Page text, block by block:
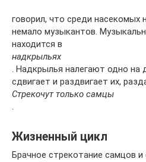
говорил, что среди насекомых
немало музыкантов.
находится в
надкрыльях
. Надкрылья налегают одно на
сдвигает и раздвигает их,
Стрекочут только самцы
.
Жизненный цикл
Брачное стрекотание самцов и